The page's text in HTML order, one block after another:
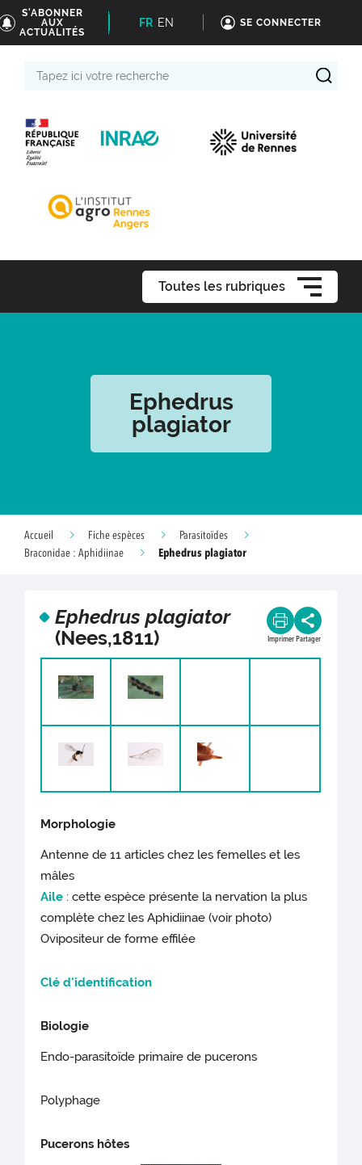
S'ABONNER
AUX
ACTUALITÉS
FR EN SE CONNECTER
Toutes les rubriques
Ephedrus
plagiator
Accueil Fiche espèces
Parasitoïdes
Braconidae : Aphidiinae
Ephedrus plagiator
Ephedrus plagiator
(Nees,1811)
Imprimer Partager
Morphologie
Antenne de 11 articles chez les femelles et les
mâles
Aile : cette espèce présente la nervation la plus
complète chez les Aphidiinae (voir photo)
Ovipositeur de forme effilée
Clé d'identification
Biologie
Endo-parasitoïde primaire de pucerons
Polyphage
Pucerons hôtes